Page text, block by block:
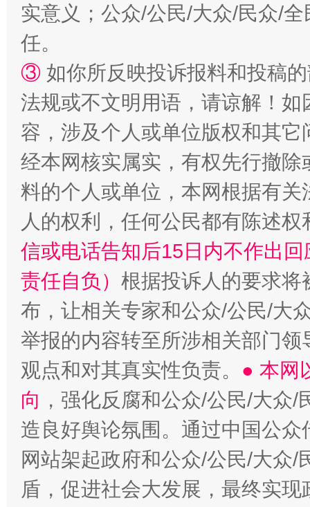
实意义；公众/公民/大众/民众/
任。
③ 如你所反映投诉报料和投稿
法规或不文明用语，请谅解！
容，涉及个人或单位版权和其它
经本网核实属实，有权先行撤
料的个人或单位，本网根据有
人的权利，任何公民都有陈述
信或电话告知后15日内不作出
责任自负） 根据投诉人的要求将
布，让相关专家和公众/公民/大
举报的内容转至所涉相关部门
观点和对其真实性负责。 ● 本网
向 ，强化反腐和公众/公民/大众
造良好舆论氛围。通过中国公
网站架起政府和公众/公民/大众
盾，促进社会大发展，最终实